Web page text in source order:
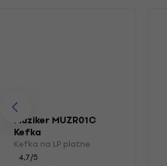
Muziker MUZR01C
Kefka
Kefka na LP platne
4,7/5